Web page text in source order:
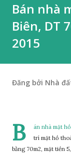
Bán nhà
Biên, DT
2015
Đăng bởi Nhà
B
án nhà mặt
trí mặt hồ
bằng 70m2, mặt tiền